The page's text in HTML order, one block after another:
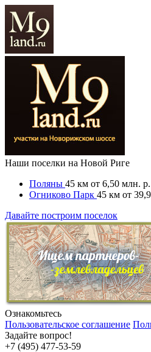
Наши поселки на Новой Риге
Поляны 45 км от 6,50 млн. р.
Огниково Парк 45 км от
Давайте построим поселок
Ознакомьтесь
Пользовательское соглашение
Задайте вопрос!
+7 (495) 477-53-59